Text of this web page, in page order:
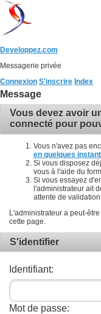
Developpez.com
Messagerie privée
Connexion S'inscrire Index
Message
Vous devez avoir
connecté pour
Vous n'avez pas
en quelques
Si vous disposez
vous à l'aide du
Si vous essayez
l'administrateur ait
attente de validation.
L'administrateur a peut-
cette page.
S'identifier
Identifiant:
Mot de passe: